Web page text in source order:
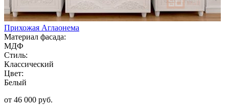
Прихожая Аглаонема
Материал фасада:
МДФ
Стиль:
Классический
Цвет:
Белый
от 46 000 руб.